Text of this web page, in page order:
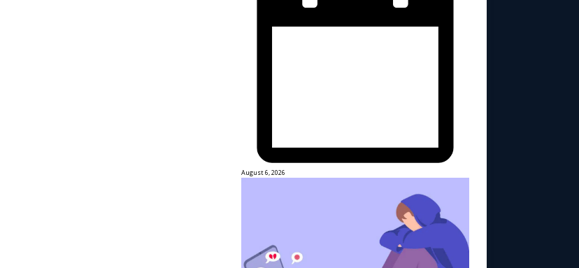
August 6, 2026